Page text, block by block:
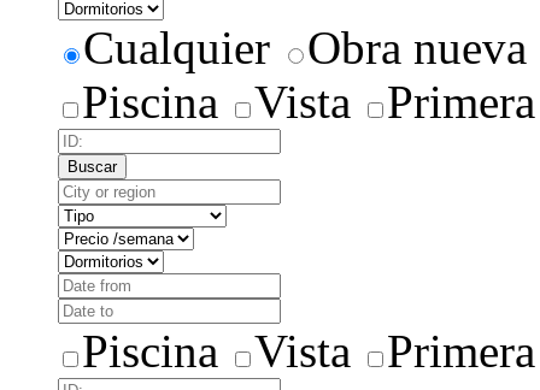
Cualquier
Obra nueva
Piscina
Vista
Buscar
Piscina Vista